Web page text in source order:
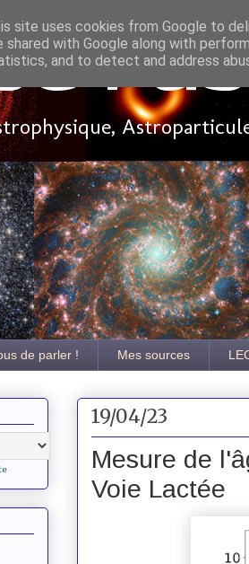
de parler ! Mes sources
19/04/23
Mesure de
Voie Lactée
site uses cookies from Google to
shared with Google along with
and to detect and address